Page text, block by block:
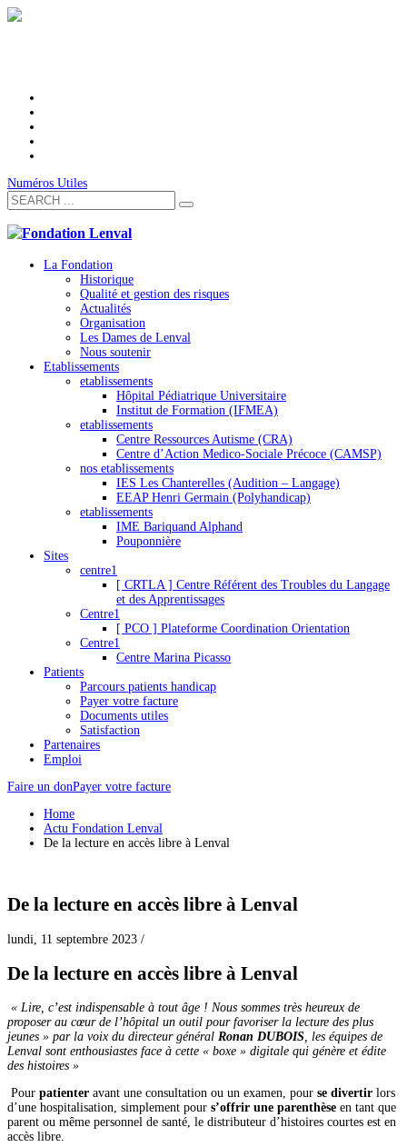
Numéros Utiles
La Fondation
Historique
Qualité et gestion des risques
Actualités
Organisation
Les Dames de Lenval
Nous soutenir
Etablissements
etablissements
Hôpital Pédiatrique Universitaire
Institut de Formation (IFMEA)
etablissements
Centre Ressources Autisme (CRA)
Centre d’Action Medico-Sociale Précoce (CAMSP)
nos etablissements
IES Les Chanterelles (Audition – Langage)
EEAP Henri Germain (Polyhandicap)
etablissements
IME Bariquand Alphand
Pouponnière
Sites
centre1
[ CRTLA ] Centre Référent des Troubles du Langage
et des Apprentissages
Centre1
[ PCO ] Plateforme Coordination Orientation
Centre1
Centre Marina Picasso
Patients
Parcours patients handicap
Payer votre facture
Documents utiles
Satisfaction
Partenaires
Emploi
Faire un donPayer votre facture
Home
Actu Fondation Lenval
De la lecture en accès libre à Lenval
De la lecture en accès libre à Lenval
lundi, 11 septembre 2023 /
De la lecture en accès libre à Lenval
« Lire, c’est indispensable à tout âge ! Nous sommes très heureux de
proposer au cœur de l’hôpital un outil pour favoriser la lecture des plus
jeunes » par la voix du directeur général Ronan DUBOIS, les équipes de
Lenval sont enthousiastes face à cette « boxe » digitale qui génère et édite
des histoires »
Pour patienter avant une consultation ou un examen, pour se divertir lors
d’une hospitalisation, simplement pour s’offrir une parenthèse en tant que
parent ou même personnel de santé, le distributeur d’histoires courtes est en
accès libre.